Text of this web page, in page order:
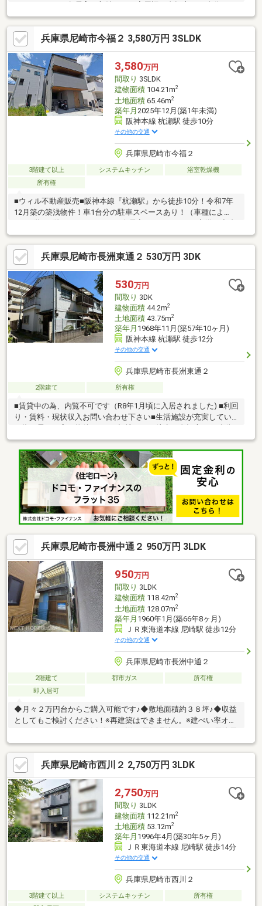
嬉しいフラットな地勢！◇通勤通学に便利な立地！◇1階に水廻
りが集約された家事ラク動線のある間取り！◇～リフォーム内容
～キッチン・トイレ・浴室・洗面台新調、全室クロス張替・フロ
ーリング・CF張替、給湯器・建具交換、外壁塗装、屋根塗装、シ
ロアリ点検、室内クリーニング等【弊社の特徴について】■お車
でのご来場も可能です。駐車場も完備しておりますのでご利用く
ださい。
兵庫県尼崎市今福２ 3,580万円 3SLDK
3,580万円
間取り 3SLDK
建物面積104.21m2
土地面積65.46m2
築年月 2025年12月(築1年未満)
阪神本線 杭瀬駅 徒歩10分
その他の交通
兵庫県尼崎市今福２
3階建て以上 システムキッチン
浴室乾燥機
所有権
■ウィル不動産販売■阪神本線『杭瀬駅』から徒歩10分！令和7年
12月築の築浅物件！車1台分の駐車スペースあり！（車種によ
エネ適合住宅仕様！耐震等級3！◇食洗器・温水洗浄便座・浴室
乾燥機などの付帯設備も充実！◇杭瀬小学校まで徒歩8分！◇ス
ーパーマルハチ杭瀬店まで徒歩6分！◇イズミヤ杭瀬店まで徒歩
10分！【弊社の特徴について】■お車でのご来場も可能です。駐
車場も完備しておりますのでご利用ください。■キッズスペース
もございますので、小さなお子様がいらっしゃるご家庭もお気軽
にご来場ください！
兵庫県尼崎市長洲東通２ 530万円 3DK
530万円
間取り 3DK
建物面積44.2m2
土地面積43.75m2
築年月 1968年11月(築57年10ヶ月)
阪神本線 杭瀬駅 徒歩12分
その他の交通
兵庫県尼崎市長洲東通２
2階建て 所有権
■賃貸中の為、内覧不可です（R8年1月頃に入居されました) ■利回
り・賃料・現状収入お問い合わせ下さい■生活施設が充実してい
がスムーズです■駅周辺の再開発による高い利便性を享受しつ
つ、地区内には公園や緑地が点在しており、日常の憩いの場が確
保されています【ネット・ホームページに掲載されていない物件
多数有、お気軽にお問い合わせください】♪ホームページ他物件掲
載中♪お家の売却相談、無料査定しております住宅ローンでお困り
な方は当社へご相談をとりあえずローン相談だけでもしたい方大
歓迎です！
兵庫県尼崎市長洲中通２ 950万円 3LDK
950万円
間取り 3LDK
建物面積118.42m2
土地面積128.07m2
築年月 1960年1月(築66年8ヶ月)
ＪＲ東海道本線 尼崎駅 徒歩12分
その他の交通
兵庫県尼崎市長洲中通２
2階建て 都市ガス
所有権
即入居可
◆月々２万円台からご購入可能です♪◆敷地面積約３８坪♪◆収益
としてもご検討ください！※再建築はできません。※建ぺい率オー
洲西通二丁目店まで徒歩４分尼崎長洲郵便局まで徒歩６分サンデ
ィ 尼崎長洲店まで徒歩６分コスモス 長洲本通店まで徒歩８分業務
スーパー 尼崎杭瀬店まで徒歩９分◇長洲小学校まで徒歩６分◇小
田中学校まで徒歩１０分◆◇◆今すぐご覧になられたい方
◆◇◆【電話で問い合わせ】をタップしてください！ ローン審査
が心配な方も、まずはご相談下さい！
兵庫県尼崎市西川２ 2,750万円 3LDK
2,750万円
間取り 3LDK
建物面積112.21m2
土地面積53.12m2
築年月 1996年4月(築30年5ヶ月)
ＪＲ東海道本線 尼崎駅 徒歩14分
その他の交通
兵庫県尼崎市西川２
3階建て以上 システムキッチン
所有権